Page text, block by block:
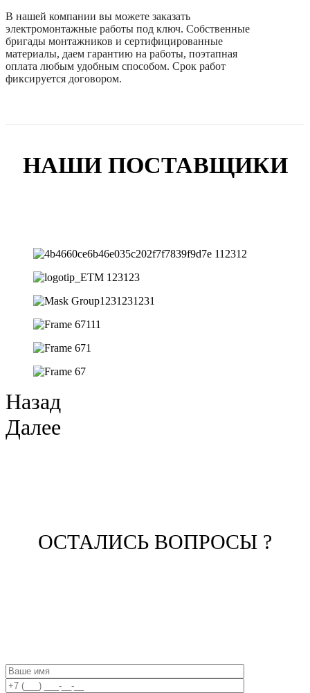
В нашей компании вы можете заказать
электромонтажные работы под ключ. Собственные
бригады монтажников и сертифицированные
материалы, даем гарантию на работы, поэтапная
оплата любым удобным способом. Срок работ
фиксируется договором.
НАШИ ПОСТАВЩИКИ
Назад
Далее
ОСТАЛИСЬ ВОПРОСЫ ?